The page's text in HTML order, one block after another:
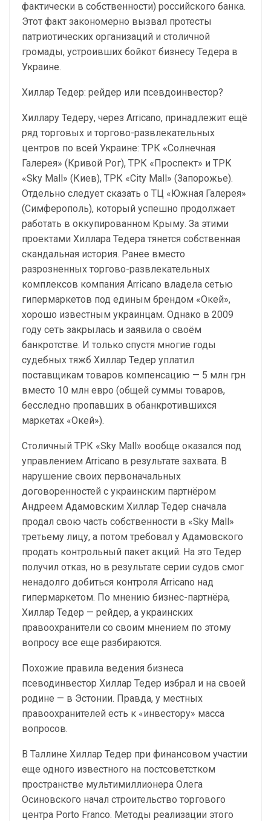
фактически в собственности) российского банка.
Этот факт закономерно вызвал протесты
патриотических организаций и столичной
громады, устроивших бойкот бизнесу Тедера в
Украине.
Хиллар Тедер: рейдер или псевдоинвестор?
Хиллару Тедеру, через Arricano, принадлежит ещё
ряд торговых и торгово-развлекательных
центров по всей Украине: ТРК «Солнечная
Галерея» (Кривой Рог), ТРК «Проспект» и ТРК
«Sky Mall» (Киев), ТРК «City Mall» (Запорожье).
Отдельно следует сказать о ТЦ «Южная Галерея»
(Симферополь), который успешно продолжает
работать в оккупированном Крыму. За этими
проектами Хиллара Тедера тянется собственная
скандальная история. Ранее вместо
разрозненных торгово-развлекательных
комплексов компания Arricano владела сетью
гипермаркетов под единым брендом «Окей»,
хорошо известным украинцам. Однако в 2009
году сеть закрылась и заявила о своём
банкротстве. И только спустя многие годы
судебных тяжб Хиллар Тедер уплатил
поставщикам товаров компенсацию — 5 млн грн
вместо 10 млн евро (общей суммы товаров,
бесследно пропавших в обанкротившихся
маркетах «Окей»).
Столичный ТРК «Sky Mall» вообще оказался под
управлением Arricano в результате захвата. В
нарушение своих первоначальных
договоренностей с украинским партнёром
Андреем Адамовским Хиллар Тедер сначала
продал свою часть собственности в «Sky Mall»
третьему лицу, а потом требовал у Адамовского
продать контрольный пакет акций. На это Тедер
получил отказ, но в результате серии судов смог
ненадолго добиться контроля Arricano над
гипермаркетом. По мнению бизнес-партнёра,
Хиллар Тедер — рейдер, а украинских
правоохранители со своим мнением по этому
вопросу все еще разбираются.
Похожие правила ведения бизнеса
псеводинвестор Хиллар Тедер избрал и на своей
родине — в Эстонии. Правда, у местных
правоохранителей есть к «инвестору» масса
вопросов.
В Таллине Хиллар Тедер при финансовом участии
еще одного известного на постсоветстком
пространстве мультимиллионера Олега
Осиновского начал строительство торгового
центра Porto Franco. Методы реализации этого